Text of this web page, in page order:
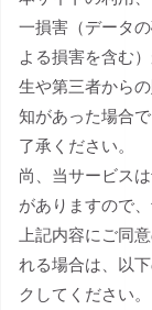
一損害（データ
よる損害を含む
生や第三者から
知があった場合
了承ください。
尚、当サービス
がありますので
上記内容にご同
れる場合は、以
クしてください。